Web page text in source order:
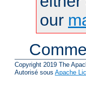
our
Copyright 2019 The
Autorisé sous Apache